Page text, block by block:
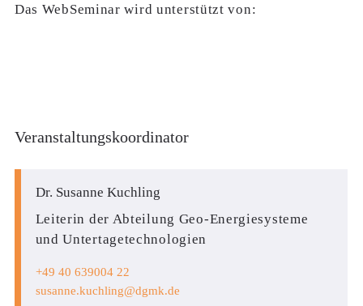
Das WebSeminar wird unterstützt von:
Veranstaltungskoordinator
Dr. Susanne Kuchling
Leiterin der Abteilung Geo-Energiesysteme
und Untertagetechnologien
+49 40 639004 22
susanne.kuchling
dgmk.de